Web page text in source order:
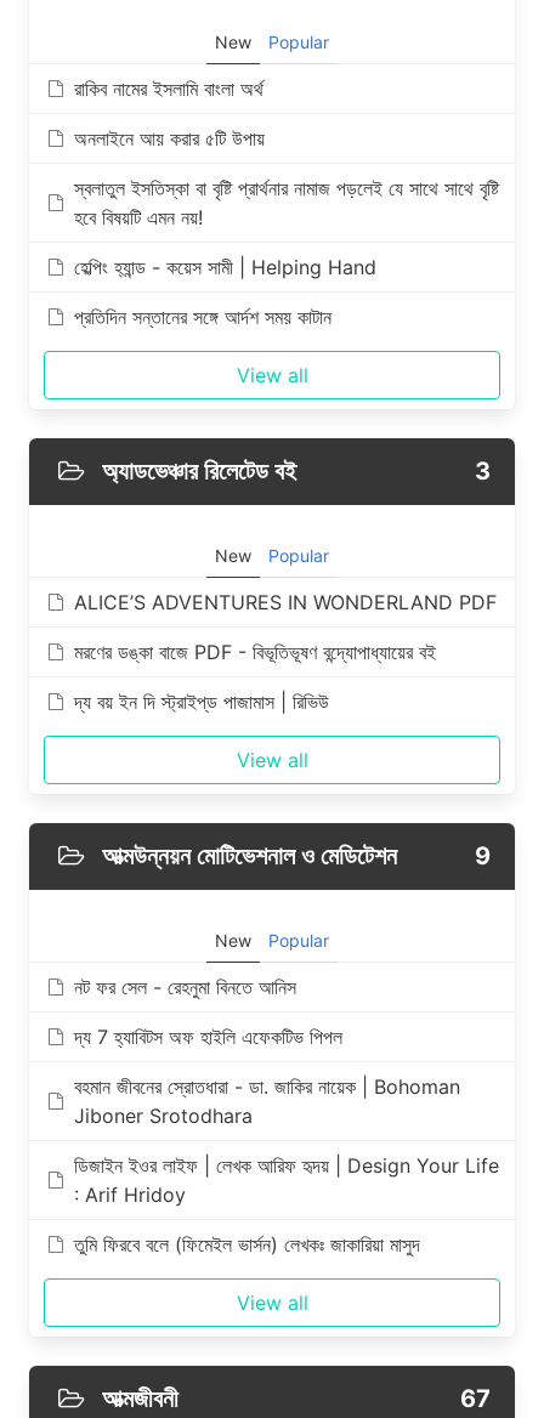
New Popular
রাকিব নামের ইসলামি বাংলা অর্থ
অনলাইনে আয় করার ৫টি উপায়
স্বলাতুল ইসতিস্কা বা বৃষ্টি প্রার্থনার নামাজ পড়লেই যে সাথে সাথে বৃষ্টি
হবে বিষয়টি এমন নয়!
হেল্পিং হ‍্যান্ড - কয়েস সামী | Helping Hand
প্রতিদিন সন্তানের সঙ্গে আর্দশ সময় কাটান
View all
অ্যাডভেঞ্চার রিলেটেড বই 3
New Popular
ALICE’S ADVENTURES IN WONDERLAND PDF
মরণের ডঙ্কা বাজে PDF - বিভূতিভূষণ বন্দ্যোপাধ্যায়ের বই
দ্য বয় ইন দি স্ট্রাইপ্‌ড পাজামাস | রিভিউ
View all
আত্মউন্নয়ন মোটিভেশনাল ও মেডিটেশন 9
New Popular
নট ফর সেল - রেহনুমা বিনতে আনিস
দ্য 7 হ্যাবিটস অফ হাইলি এফেকটিভ পিপল
বহমান জীবনের স্রোতধারা - ডা. জাকির নায়েক | Bohoman
Jiboner Srotodhara
ডিজাইন ইওর লাইফ | লেখক আরিফ হৃদয় | Design Your Life
: Arif Hridoy
তুমি ফিরবে বলে (ফিমেইল ভার্সন) লেখকঃ জাকারিয়া মাসুদ
View all
আত্মজীবনী 67